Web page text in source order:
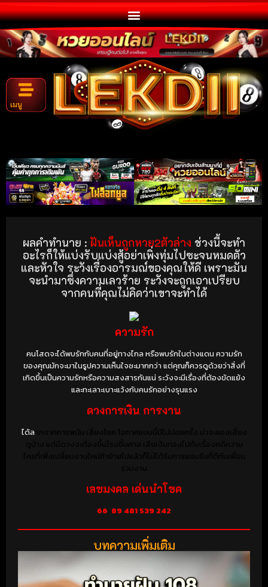
เมนู
ผลคำทำนาย : ฝันเห็นถูกหวย2ตัวล่าง ช่วงนี้จะทำ
อะไรก็ให้แบ่งรับแบ่งสู้อย่าเพิ่งทุ่มไปซะจนหมดตัว
และหัวใจ ระวังเรื่องอารมณ์ของคุณให้ดี เพราะมัน
จะนำมาซึ่งความเลวร้าย ระวังจะถูกเอาเปรียบ
จากคนที่คุณไม่คิดว่าเขาจะทำได้
ความรัก
คนโสดจะได้พบรักกับคนที่อยู่ทางไกล หรือพบรักในต่างแดน ความรัก
ของคุณมักจะมาในรูปความเห็นใจซะมากกว่า แต่คุณก็ควรดูด้วยว่าสิ่งที่
เกิดขึ้นเป็นความรักหรือความสงสารกันแน่ ระวังจะมีเรื่องที่ต้องขัดแย้ง
และทะเลาะเบาะแว้งกับคนรักอย่างรุนแรง
ดวงการเงิน การงาน
ได้ล
เลขมงคล เด่นนำโชค
66 89 481 539 242
บทความเพิ่มเติม